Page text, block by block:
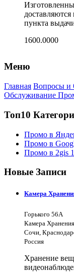
пункта
1600.0000
Меню
Главная Вопросы и
Обслуживание
Топ10
Промо в
Промо в
Промо в 2gis
Новые Записи
Камера
Горького 56А
Камера
Сочи,
Россия
Хранение